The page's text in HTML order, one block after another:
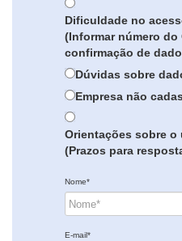
Dificuldade no
(Informar número do
confirmação de
Dúvidas sobre
Empresa não
Orientações sobre o
(Prazos para
Nome*
E-mail*